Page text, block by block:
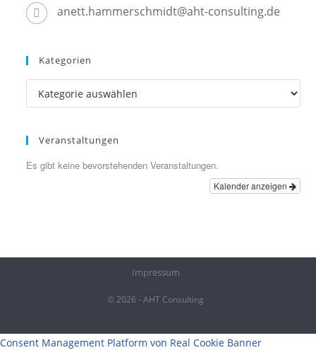
anett.hammerschmidt@aht-consulting.de
Kategorien
Kategorien
Veranstaltungen
Es gibt keine bevorstehenden Veranstaltungen.
Kalender anzeigen
Impressum
© 2026 - AHT Consulting
Consent Management Platform von Real Cookie Banner